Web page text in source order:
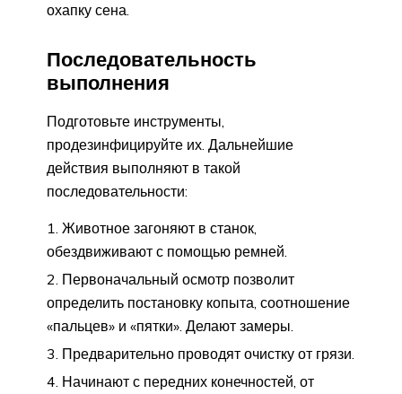
охапку сена.
Последовательность
выполнения
Подготовьте инструменты,
продезинфицируйте их. Дальнейшие
действия выполняют в такой
последовательности:
Животное загоняют в станок,
обездвиживают с помощью ремней.
Первоначальный осмотр позволит
определить постановку копыта, соотношение
«пальцев» и «пятки». Делают замеры.
Предварительно проводят очистку от грязи.
Начинают с передних конечностей, от